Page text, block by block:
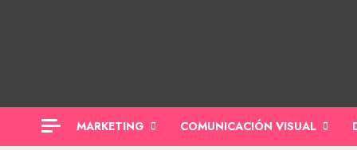
MARKETING COMUNICACIÓN VISUAL